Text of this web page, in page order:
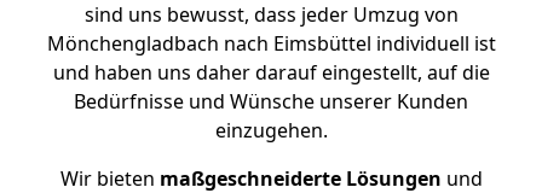
sind uns bewusst, dass jeder Umzug von
Mönchengladbach nach Eimsbüttel individuell ist
und haben uns daher darauf eingestellt, auf die
Bedürfnisse und Wünsche unserer Kunden
einzugehen.
Wir bieten maßgeschneiderte Lösungen und